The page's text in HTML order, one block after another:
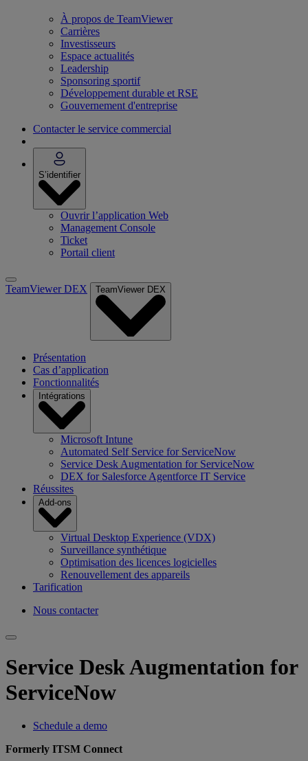
À propos de TeamViewer
Carrières
Investisseurs
Espace actualités
Leadership
Sponsoring sportif
Développement durable et RSE
Gouvernement d'entreprise
Contacter le service commercial
S’identifier
Ouvrir l’application Web
Management Console
Ticket
Portail client
TeamViewer DEX TeamViewer DEX
Présentation
Cas d’application
Fonctionnalités
Intégrations
Microsoft Intune
Automated Self Service for ServiceNow
Service Desk Augmentation for ServiceNow
DEX for Salesforce Agentforce IT Service
Réussites
Add-ons
Virtual Desktop Experience (VDX)
Surveillance synthétique
Optimisation des licences logicielles
Renouvellement des appareils
Tarification
Nous contacter
Service Desk Augmentation for
ServiceNow
Schedule a demo
Formerly ITSM Connect